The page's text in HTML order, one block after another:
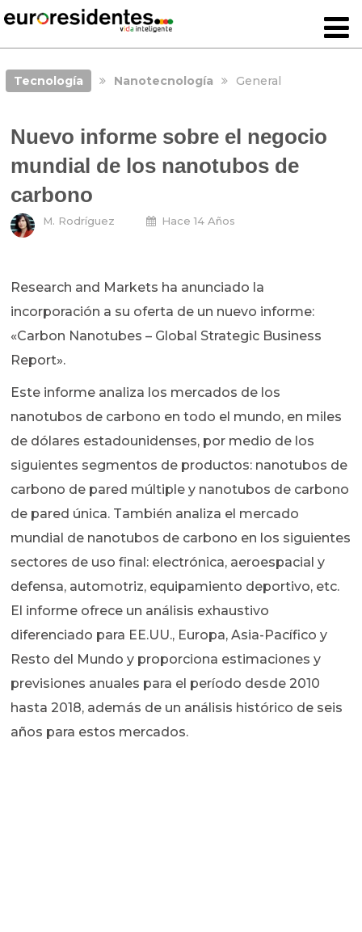
Tecnología Nanotecnología General
Nuevo informe sobre el negocio
mundial de los nanotubos de
carbono
M. Rodríguez Hace 14 Años
Research and Markets ha anunciado la
incorporación a su oferta de un nuevo informe:
«Carbon Nanotubes – Global Strategic Business
Report».
Este informe analiza los mercados de los
nanotubos de carbono en todo el mundo, en miles
de dólares estadounidenses, por medio de los
siguientes segmentos de productos: nanotubos de
carbono de pared múltiple y nanotubos de carbono
de pared única. También analiza el mercado
mundial de nanotubos de carbono en los siguientes
sectores de uso final: electrónica, aeroespacial y
defensa, automotriz, equipamiento deportivo, etc.
El informe ofrece un análisis exhaustivo
diferenciado para EE.UU., Europa, Asia-Pacífico y
Resto del Mundo y proporciona estimaciones y
previsiones anuales para el período desde 2010
hasta 2018, además de un análisis histórico de seis
años para estos mercados.